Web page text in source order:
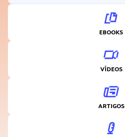
EBOOKS
VÍDEOS
ARTIGOS